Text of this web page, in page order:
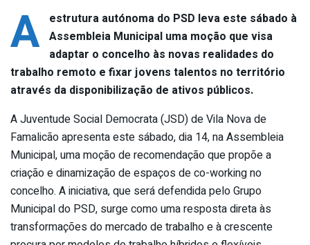
A estrutura autónoma do PSD leva este sábado à
Assembleia Municipal uma moção que visa
adaptar o concelho às novas realidades do
trabalho remoto e fixar jovens talentos no território
através da disponibilização de ativos públicos.
A Juventude Social Democrata (JSD) de Vila Nova de
Famalicão apresenta este sábado, dia 14, na Assembleia
Municipal, uma moção de recomendação que propõe a
criação e dinamização de espaços de co-working no
concelho. A iniciativa, que será defendida pelo Grupo
Municipal do PSD, surge como uma resposta direta às
transformações do mercado de trabalho e à crescente